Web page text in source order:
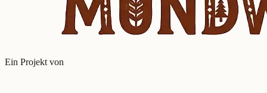
Ein Projekt von